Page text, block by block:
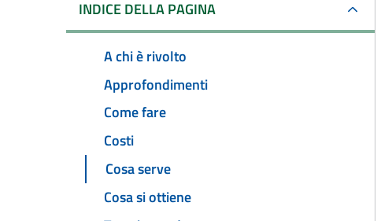
INDICE DELLA PAGINA
A chi è rivolto
Approfondimenti
Come fare
Costi
Cosa serve
Cosa si ottiene